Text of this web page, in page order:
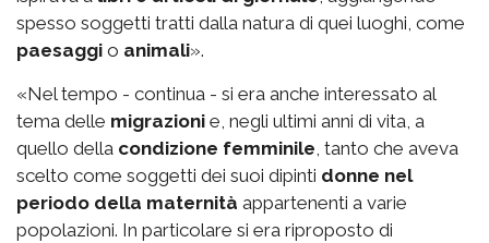
spesso soggetti tratti dalla natura di quei luoghi, come
paesaggi o animali».
«Nel tempo - continua - si era anche interessato al
tema delle migrazioni e, negli ultimi anni di vita, a
quello della condizione femminile, tanto che aveva
scelto come soggetti dei suoi dipinti donne nel
periodo della maternità appartenenti a varie
popolazioni. In particolare si era riproposto di